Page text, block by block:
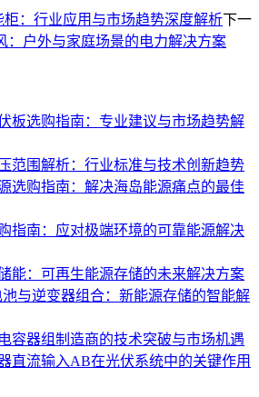
柜：行业应用与市场趋势深度解析下一
：户外与家庭场景的电力解决方案
板选购指南：专业建议与市场趋势解
范围解析：行业标准与技术创新趋势
选购指南：解决海岛能源痛点的最佳
指南：应对极端环境的可靠能源解决
能：可再生能源存储的未来解决方案
与逆变器组合：新能源存储的智能解
容器组制造商的技术突破与市场机遇
直流输入AB在光伏系统中的关键作用